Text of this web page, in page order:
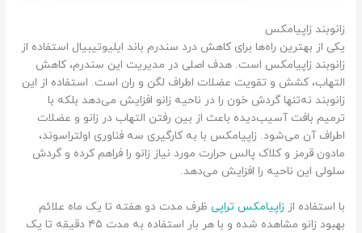
زانوبند زاپیامکس
یکی از بهترین راه‌ها برای کاهش درد سندرم باند ایلیوتیبیال استفاده از
زانوبند زاپیامکس است. هدف اصلی در مدیریت این سندرم، کاهش
التهاب، کشش و تقویت عضلات اطراف لگن و ران است. استفاده از این
زانوبند نه‌تنها گردش خون را در ناحیه زانو افزایش می‌دهد بلکه با
ترمیم بافت آسیب‌دیده باعث از بین رفتن التهاب در زانو و عضلات
اطراف آن می‌شود. زاپیامکس با به کارگیری سه فناوری اولتراسوند،
مادون قرمز و کلاک پالس حرارت مورد نیاز زانو را فراهم کرده و گردش
سلولی این ناحیه را افزایش می‌دهد.
با استفاده از زاپیامکس تراپی ظرف مدت دو هفته تا یک ماه علائم
بهبود زانو مشاهده شده و با هر بار استفاده به مدت ۴۵ دقیقه تا یک